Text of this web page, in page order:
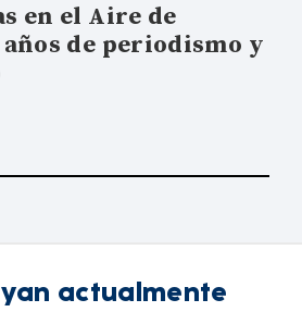
en el Aire de
de periodismo y
actualmente